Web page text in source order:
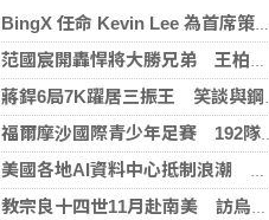
BingX 任命 Kevin Lee 為首席策略長，加速推進多資產、以用戶為核心的發展願景
范國宸開轟悍將大勝兄弟 王柏融再見安雄鷹擒猿
蔣銲6局7K躍居三振王 笑談與鋼龍良性競爭
福爾摩沙國際青少年足賽 192隊參賽規模創新高
美國各地AI資料中心抵制浪潮 川普指控北京煽動
教宗良十四世11月赴南美 訪烏拉圭、阿根廷和秘魯